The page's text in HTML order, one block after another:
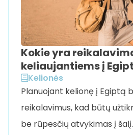
Kokie yra
keliaujantiems į
Kelionės
Planuojant kelionę į Egiptą
reikalavimus, kad būtų
be rūpesčių atvykimas į